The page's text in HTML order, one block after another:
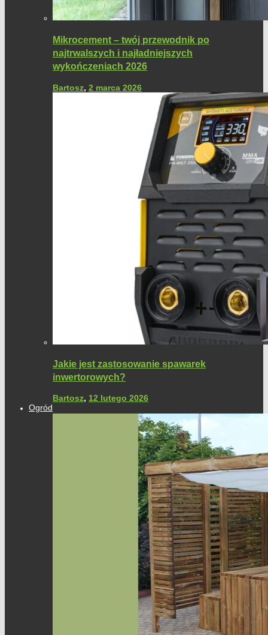
Mikrocement – twój przewodnik po
najtrwalszych i najładniejszych
wykończeniach 2026
Bartosz, 2 marca 2026
Jakie jest zastosowanie spawarek
inwertorowych?
Bartosz, 12 lutego 2026
Ogród